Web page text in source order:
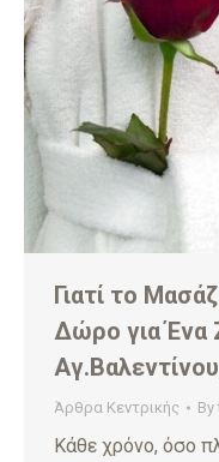
Γιατί το
Δώρο για Ένα
Άρθρα Κεντρικής By
Κάθε χρόνο, όσο